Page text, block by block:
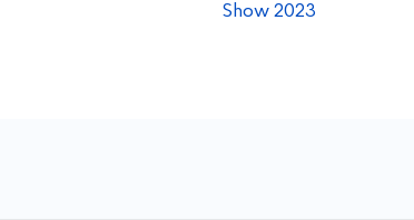
Show 2023